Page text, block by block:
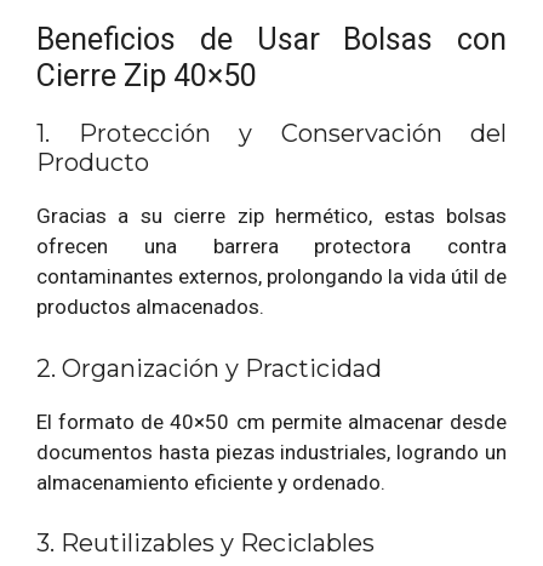
Beneficios de Usar Bolsas con
Cierre Zip 40×50
1. Protección y Conservación del
Producto
Gracias a su cierre zip hermético, estas bolsas
ofrecen una barrera protectora contra
contaminantes externos, prolongando la vida útil de
productos almacenados.
2. Organización y Practicidad
El formato de 40×50 cm permite almacenar desde
documentos hasta piezas industriales, logrando un
almacenamiento eficiente y ordenado.
3. Reutilizables y Reciclables